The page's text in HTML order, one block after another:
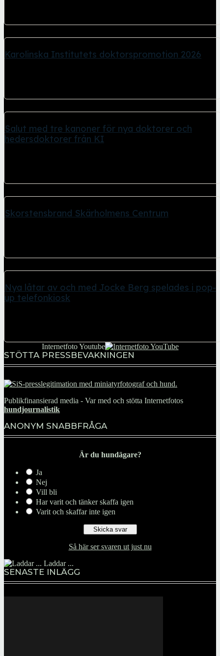
Karolinska Institutets doktorspromotion 2026
Salut med tre kanoner för nya doktorer och
hedersdoktorer från KI
Skorstensbrand Skärholmens Centrum
Nya låtar av och med Jocke Berg spelades i pop-
up telefonkiosk
Internetfoto Youtube
STÖTTA PRESSBEVAKNINGEN
Publikfinansierad media - Var med och stötta Internetfotos
hundjournalistik
ANONYM SNABBFRÅGA
Är du hundägare?
Ja
Nej
Vill bli
Har varit och tänker skaffa igen
Varit och skaffar inte igen
Så här ser svaren ut just nu
Laddar ...
SENASTE INLÄGG